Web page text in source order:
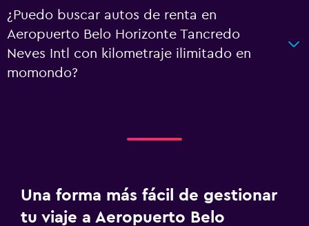
¿Puedo buscar autos de renta en
Aeropuerto Belo Horizonte Tancredo
Neves Intl con kilometraje ilimitado en
momondo?
Una forma más fácil de gestionar
tu viaje a Aeropuerto Belo